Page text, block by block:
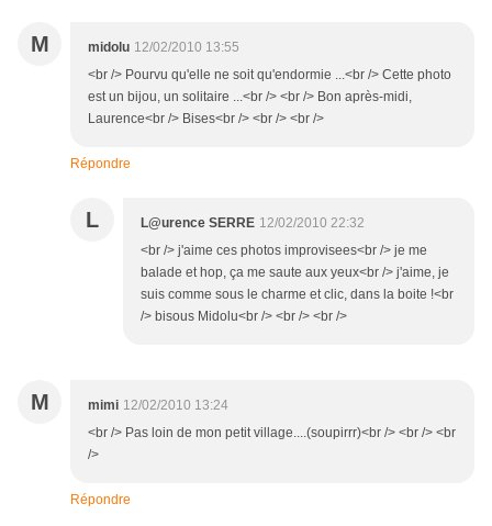
M midolu 12/02/2010 13:55
<br /> Pourvu qu'elle ne soit qu'endormie ...<br /> Cette photo
est un bijou, un solitaire ...<br /> <br /> Bon après-midi,
Laurence<br /> Bises<br /> <br /> <br />
Répondre
L L@urence SERRE 12/02/2010 22:32
<br /> j'aime ces photos improvisees<br /> je me
balade et hop, ça me saute aux yeux<br /> j'aime, je
suis comme sous le charme et clic, dans la boite !<br
/> bisous Midolu<br /> <br /> <br />
M mimi 12/02/2010 13:24
<br /> Pas loin de mon petit village....(soupirrr)<br /> <br /> <br
/>
Répondre